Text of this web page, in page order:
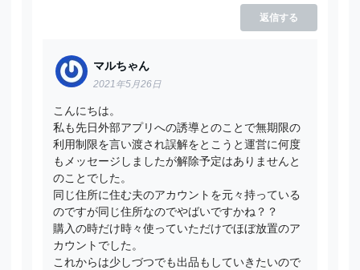
返信する
マルちゃん
2021年5月26日
こんにちは。
私も先日外部アプリへの誘導とのことで無期限の
利用制限を言い渡され誤解をとこうと運営に何度
もメッセージしましたが解除予定はありませんと
のことでした。
同じ住所に住む夫のアカウントを元々持っている
のですが同じ住所なのでやばいですかね？？
購入の時だけ時々使っていただけでほぼ放置のア
カウントでした。
これからは少しづつでも出品もしていきたいので